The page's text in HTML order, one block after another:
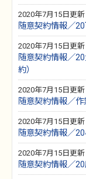
2020年7月15日更新
随意契約情報／
2020年7月15日更新
随意契約情報／
約）
2020年7月15日更新
随意契約情報／作
2020年7月15日更新
随意契約情報／
2020年7月15日更新
随意契約情報／